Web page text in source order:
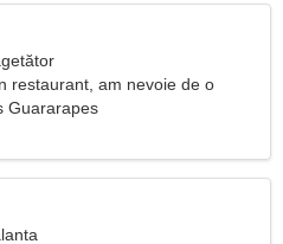
restaurant, am nevoie de o
Guararapes